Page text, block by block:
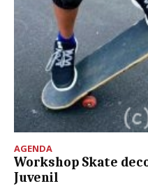
AGENDA
Workshop Skate
Juvenil